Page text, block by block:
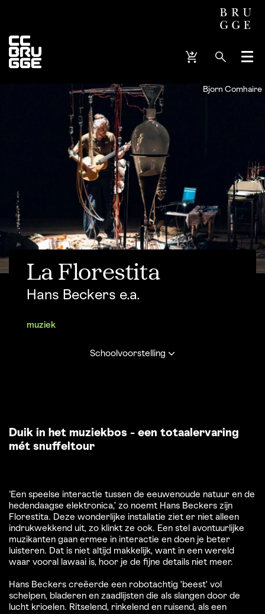
Menu
Bjorn Comhaire
La Florestita
Hans Beckers e.a.
muziek
Schoolvoorstelling
Duik in het muziekbos - een totaalervaring
mét snuffeltour
‘Een speelse interactie tussen de eeuwenoude natuur en de
hedendaagse elektronica,’ zo noemt Hans Beckers zijn
Florestita. Deze wonderlijke installatie ziet er niet alleen
indrukwekkend uit, zo klinkt ze ook. Een stel avontuurlijke
muzikanten gaan ermee in interactie en doen je beter
luisteren. Dat is niet altijd makkelijk, want in een wereld
waar vooral lawaai is, hoor je de fijne details niet meer.
Hans Beckers creëerde een robotachtig 'beest' vol
schelpen, bladeren en zaadlijsten die als slangen door de
lucht krioelen. Ritselend, rinkelend en ruisend, als een